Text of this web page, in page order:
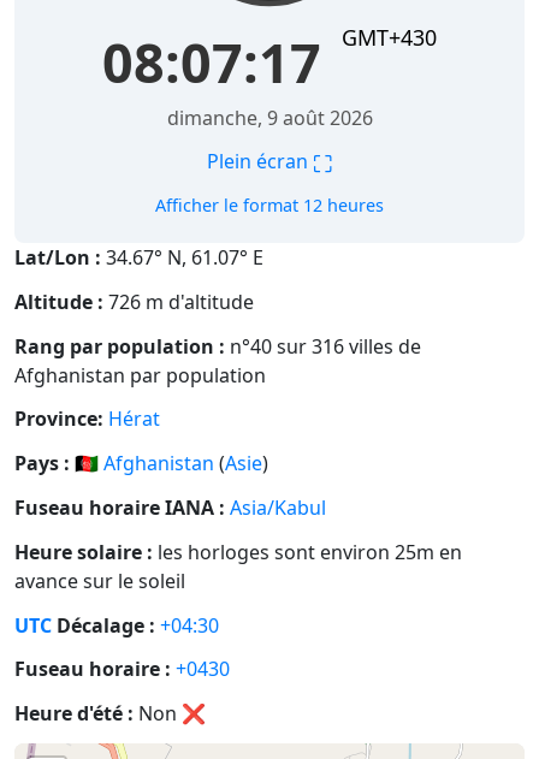
08:07:18 GMT+430
dimanche, 9 août 2026
Plein écran ⛶
Afficher le format 12 heures
Lat/Lon : 34.67° N, 61.07° E
Altitude : 726 m d'altitude
Rang par population : n°40 sur 316 villes de
Afghanistan par population
Province: Hérat
Pays : 🇦🇫Afghanistan (Asie)
Fuseau horaire IANA : Asia/Kabul
Heure solaire : les horloges sont environ 25m en
avance sur le soleil
UTC Décalage : +04:30
Fuseau horaire : +0430
Heure d'été : Non ❌